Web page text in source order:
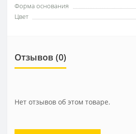
Форма основания
Цвет
Отзывов (0)
Нет отзывов об этом товаре.